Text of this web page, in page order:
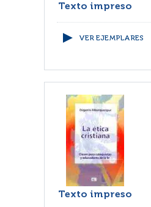
Texto impreso
VER EJEMPLARES
Texto impreso